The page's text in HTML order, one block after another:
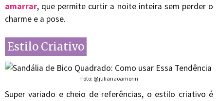
amarrar, que permite curtir a noite inteira sem perder o
charme e a pose.
Estilo Criativo
Foto: @julianaoamorin
Super variado e cheio de referências, o estilo criativo é